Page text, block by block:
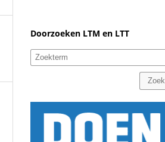
Doorzoeken LTM en LTT
Zoek